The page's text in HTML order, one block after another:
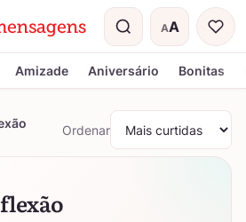
AA
Tamanho do
Amizade Aniversário Bonitas
Ordenar